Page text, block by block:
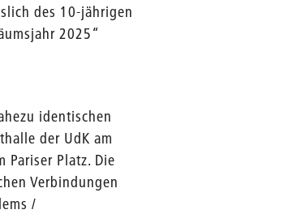
des 10-jährigen
2025“
identischen
der UdK am
Pariser Platz. Die
Verbindungen
/